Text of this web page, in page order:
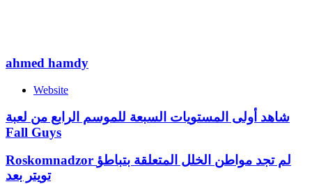
ahmed hamdy
Website
شاهد أولى المستويات السبعة للموسم الرابع من لعبة
Fall Guys
Roskomnadzor لم تجد مواطن الخلل المتعلقة بتباطؤ
تويتر بعد